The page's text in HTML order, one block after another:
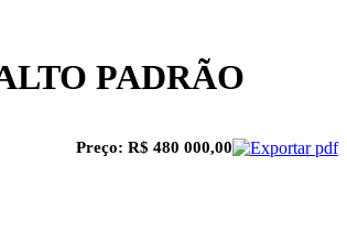
PADRÃO
Preço: R$ 480 000,00